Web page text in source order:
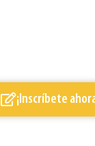
¡Inscríbete